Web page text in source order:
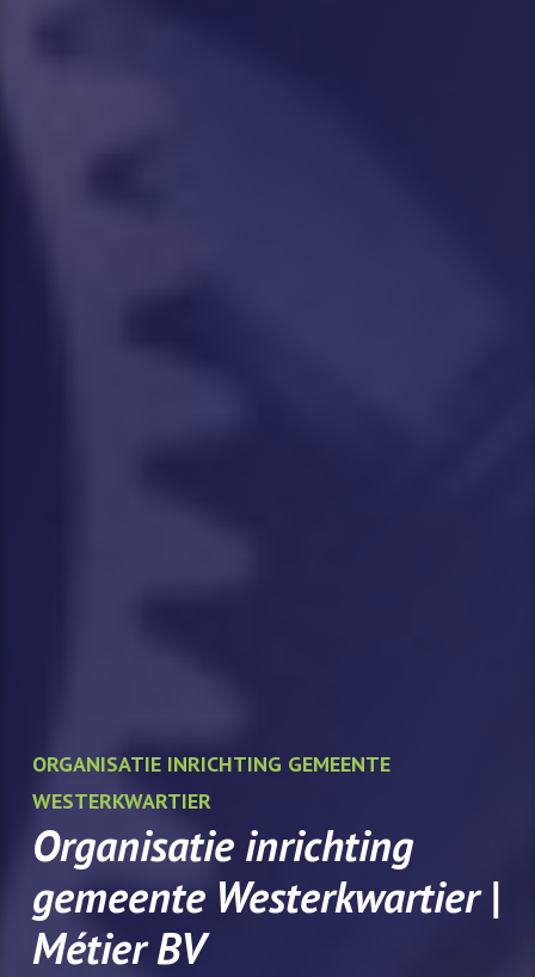
ORGANISATIE INRICHTING GEMEENTE
WESTERKWARTIER
Organisatie inrichting
gemeente Westerkwartier |
Métier BV